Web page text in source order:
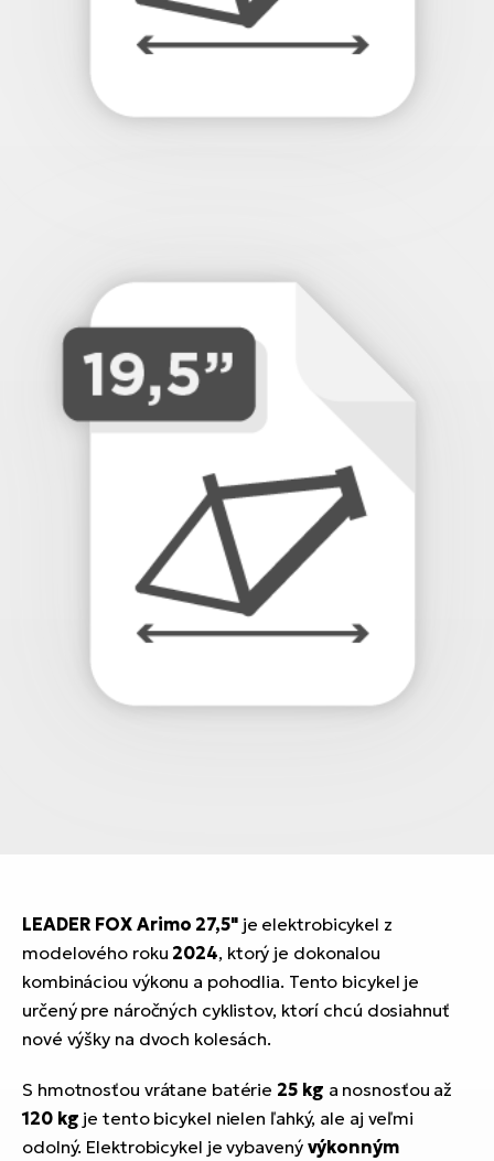
LEADER FOX Arimo 27,5"je elektrobicykel z
modelového roku 2024, ktorý je dokonalou
kombináciou výkonu a pohodlia. Tento bicykel je
určený pre náročných cyklistov, ktorí chcú dosiahnuť
nové výšky na dvoch kolesách.
S hmotnosťou vrátane batérie 25 kg a nosnosťou až
120 kg je tento bicykel nielen ľahký, ale aj veľmi
odolný. Elektrobicykel je vybavený výkonným